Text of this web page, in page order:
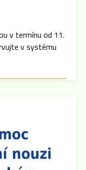
v termínu od 11.
v systému
skončení
schůzky
zpoždění,
se půjde nejprve